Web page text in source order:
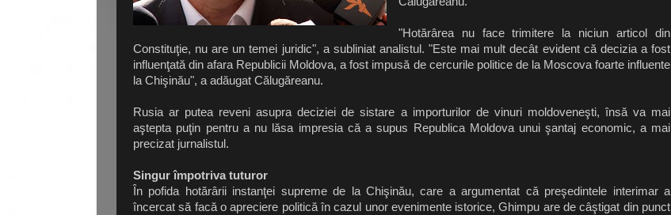
"Hotărârea nu face trimitere la niciun articol din
Constituţie, nu are un temei juridic", a subliniat analistul. "Este mai mult decât evident că decizia a fost
influenţată din afara Republicii Moldova, a fost impusă de cercurile politice de la Moscova foarte influente
la Chişinău", a adăugat Călugăreanu.
Rusia ar putea reveni asupra deciziei de sistare a importurilor de vinuri moldoveneşti, însă va mai
aştepta puţin pentru a nu lăsa impresia că a supus Republica Moldova unui şantaj economic, a mai
precizat jurnalistul.
Singur împotriva tuturor
În pofida hotărârii instanţei supreme de la Chişinău, care a argumentat că preşedintele interimar a
încercat să facă o apreciere politică în cazul unor evenimente istorice, Ghimpu are de câştigat din punct